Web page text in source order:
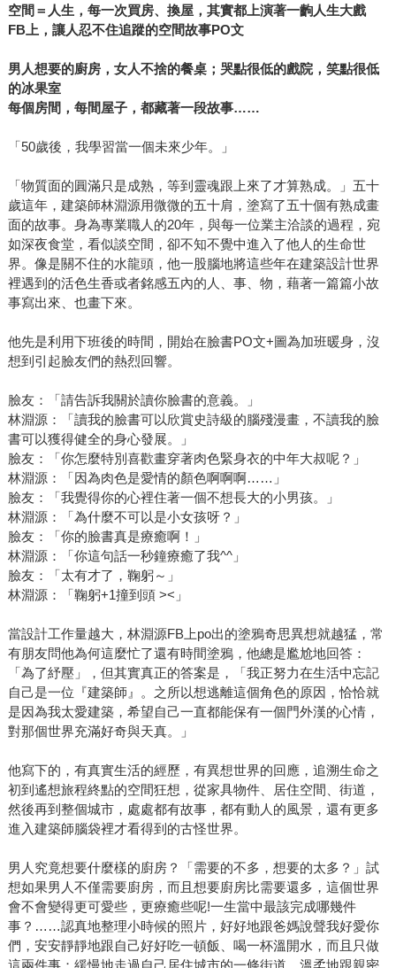
空間＝人生，每一次買房、換屋，其實都上演著一齣人生大戲
FB上，讓人忍不住追蹤的空間故事PO文
男人想要的廚房，女人不捨的餐桌；哭點很低的戲院，笑點很低
的冰果室
每個房間，每間屋子，都藏著一段故事……
「50歲後，我學習當一個未來少年。」
「物質面的圓滿只是成熟，等到靈魂跟上來了才算熟成。」五十
歲這年，建築師林淵源用微微的五十肩，塗寫了五十個有熟成畫
面的故事。身為專業職人的20年，與每一位業主洽談的過程，宛
如深夜食堂，看似談空間，卻不知不覺中進入了他人的生命世
界。像是關不住的水龍頭，他一股腦地將這些年在建築設計世界
裡遇到的活色生香或者銘感五內的人、事、物，藉著一篇篇小故
事寫出來、也畫下來。
他先是利用下班後的時間，開始在臉書PO文+圖為加班暖身，沒
想到引起臉友們的熱烈回響。
臉友：「請告訴我關於讀你臉書的意義。」
林淵源：「讀我的臉書可以欣賞史詩級的腦殘漫畫，不讀我的臉
書可以獲得健全的身心發展。」
臉友：「你怎麼特別喜歡畫穿著肉色緊身衣的中年大叔呢？」
林淵源：「因為肉色是愛情的顏色啊啊啊……」
臉友：「我覺得你的心裡住著一個不想長大的小男孩。」
林淵源：「為什麼不可以是小女孩呀？」
臉友：「你的臉書真是療癒啊！」
林淵源：「你這句話一秒鐘療癒了我^^」
臉友：「太有才了，鞠躬～」
林淵源：「鞠躬+1撞到頭 ><」
當設計工作量越大，林淵源FB上po出的塗鴉奇思異想就越猛，常
有朋友問他為何這麼忙了還有時間塗鴉，他總是尷尬地回答：
「為了紓壓」，但其實真正的答案是，「我正努力在生活中忘記
自己是一位『建築師』。之所以想逃離這個角色的原因，恰恰就
是因為我太愛建築，希望自己一直都能保有一個門外漢的心情，
對那個世界充滿好奇與天真。」
他寫下的，有真實生活的經歷，有異想世界的回應，追溯生命之
初到遙想旅程終點的空間狂想，從家具物件、居住空間、街道，
然後再到整個城市，處處都有故事，都有動人的風景，還有更多
進入建築師腦袋裡才看得到的古怪世界。
男人究竟想要什麼樣的廚房？「需要的不多，想要的太多？」試
想如果男人不僅需要廚房，而且想要廚房比需要還多，這個世界
會不會變得更可愛些，更療癒些呢!一生當中最該完成哪幾件
事？……認真地整理小時候的照片，好好地跟爸媽說聲我好愛你
們，安安靜靜地跟自己好好吃一頓飯、喝一杯溫開水，而且只做
這兩件事；緩慢地走過自己居住城市的一條街道，溫柔地跟親密